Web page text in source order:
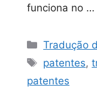
funciona no …
Tradução
patentes,
patentes